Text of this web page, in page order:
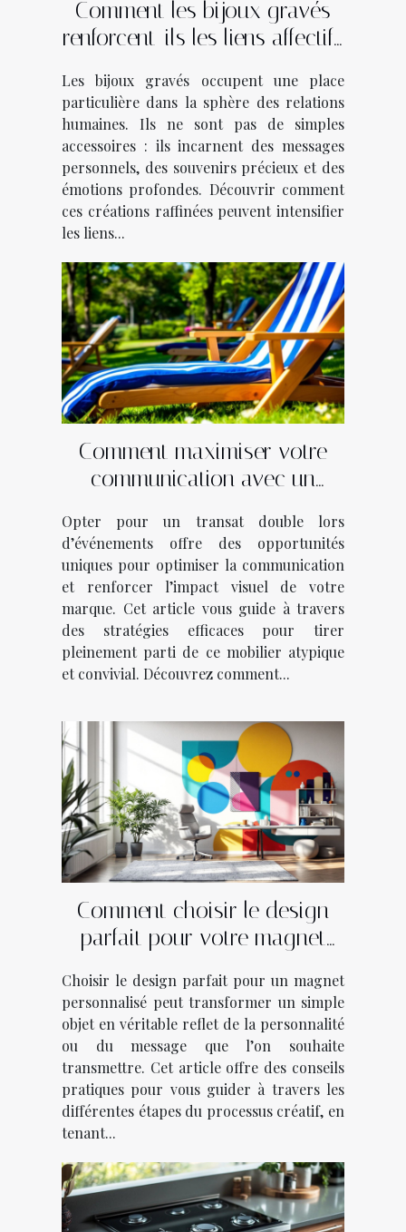
Comment les bijoux gravés
renforcent-ils les liens affectifs
Les bijoux gravés occupent une place
particulière dans la sphère des relations
humaines. Ils ne sont pas de simples
accessoires : ils incarnent des messages
personnels, des souvenirs précieux et des
émotions profondes. Découvrir comment
ces créations raffinées peuvent intensifier
les liens...
Comment maximiser votre
communication avec un
d’événements ?
Opter pour un transat double lors
d’événements offre des opportunités
uniques pour optimiser la communication
et renforcer l’impact visuel de votre
marque. Cet article vous guide à travers
des stratégies efficaces pour tirer
pleinement parti de ce mobilier atypique
et convivial. Découvrez comment...
Comment choisir le design
parfait pour votre magnet
Choisir le design parfait pour un magnet
personnalisé peut transformer un simple
objet en véritable reflet de la personnalité
ou du message que l’on souhaite
transmettre. Cet article offre des conseils
pratiques pour vous guider à travers les
différentes étapes du processus créatif, en
tenant...